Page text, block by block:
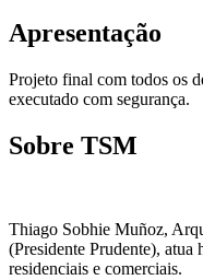
Apresentação
Projeto final com todos os
executado com segurança.
Sobre TSM
Thiago Sobhie Muñoz,
(Presidente Prudente), atua
residenciais e comerciais.